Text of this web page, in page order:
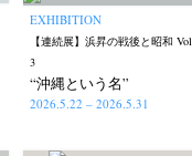
EXHIBITION
【連続展】浜昇の戦後と昭和 Vol.
3
“沖縄という名”
2026.5.22 – 2026.5.31